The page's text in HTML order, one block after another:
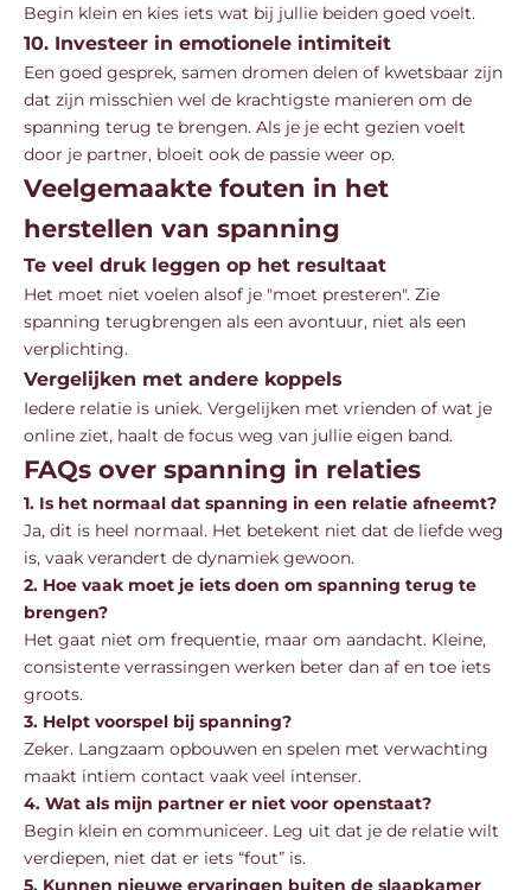
Begin klein en kies iets wat bij jullie beiden goed voelt.
10. Investeer in emotionele intimiteit
Een goed gesprek, samen dromen delen of kwetsbaar zijn
dat zijn misschien wel de krachtigste manieren om de
spanning terug te brengen. Als je je echt gezien voelt
door je partner, bloeit ook de passie weer op.
Veelgemaakte fouten in het
herstellen van spanning
Te veel druk leggen op het resultaat
Het moet niet voelen alsof je "moet presteren". Zie
spanning terugbrengen als een avontuur, niet als een
verplichting.
Vergelijken met andere koppels
Iedere relatie is uniek. Vergelijken met vrienden of wat je
online ziet, haalt de focus weg van jullie eigen band.
FAQs over spanning in relaties
1. Is het normaal dat spanning in een relatie afneemt?
Ja, dit is heel normaal. Het betekent niet dat de liefde weg
is, vaak verandert de dynamiek gewoon.
2. Hoe vaak moet je iets doen om spanning terug te
brengen?
Het gaat niet om frequentie, maar om aandacht. Kleine,
consistente verrassingen werken beter dan af en toe iets
groots.
3. Helpt voorspel bij spanning?
Zeker. Langzaam opbouwen en spelen met verwachting
maakt intiem contact vaak veel intenser.
4. Wat als mijn partner er niet voor openstaat?
Begin klein en communiceer. Leg uit dat je de relatie wilt
verdiepen, niet dat er iets “fout” is.
5. Kunnen nieuwe ervaringen buiten de slaapkamer